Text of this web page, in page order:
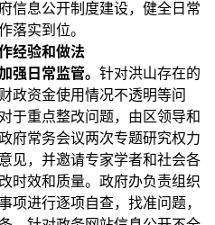
信息公开制度建设，健全日常
落实到位。
经验和做法
强日常监管。 针对洪山存在的
政资金使用情况不透明等问
于重点整改问题，由区领导和
府常务会议两次专题研究权力
见，并邀请专家学者和社会各
时效和质量。政府办负责组织
项进行逐项自查，找准问题，